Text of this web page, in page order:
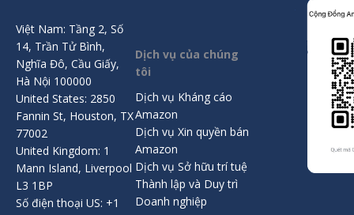
Việt Nam: Tầng 2, Số
14, Trần Tử Bình,
Nghĩa Đô, Cầu Giấy,
Hà Nội 100000
United States: 2850
Fannin St, Houston, TX
77002
United Kingdom: 1
Mann Island, Liverpool
L3 1BP
Số điện thoại US: +1
Dịch vụ của chúng
tôi
Dịch vụ Kháng cáo
Amazon
Dịch vụ Xin quyền bán
Amazon
Dịch vụ Sở hữu trí tuệ
Thành lập và Duy trì
Doanh nghiệp